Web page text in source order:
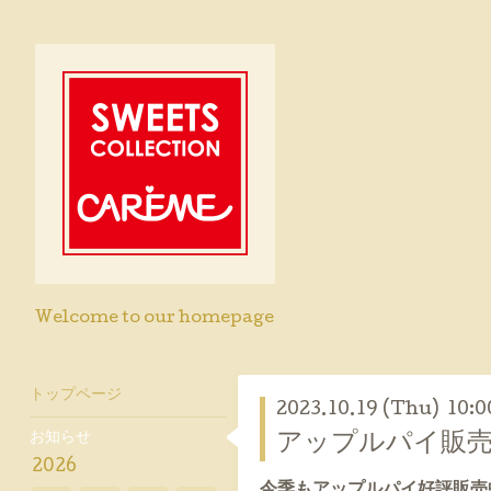
Welcome to our homepage
2023.10.19 (Thu)
アップルパイ販
トップページ
お知らせ
2026